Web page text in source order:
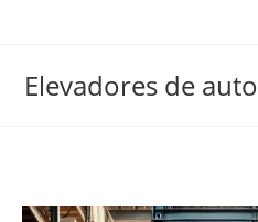
Elevadores de auto